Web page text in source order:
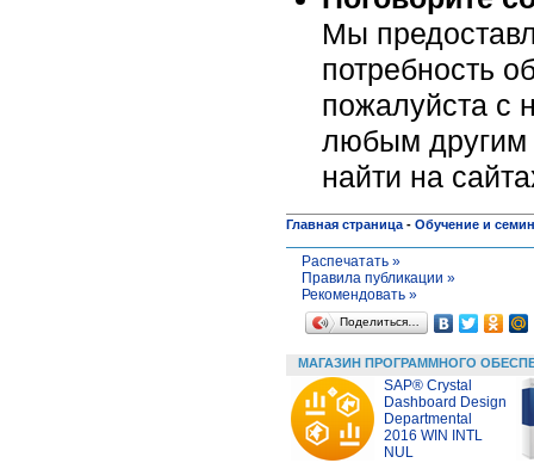
Мы
потребность
пожалуйста c
любым другим
найти на
Главная страница - Обучение и
Распечатать »
Правила публикации »
Рекомендовать »
Поделиться…
МАГАЗИН ПРОГРАММНОГО
SAP® Crystal
Dashboard Design
Departmental
2016 WIN INTL
NUL